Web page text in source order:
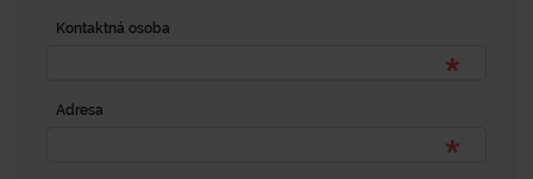
Kontaktná osoba
Adresa